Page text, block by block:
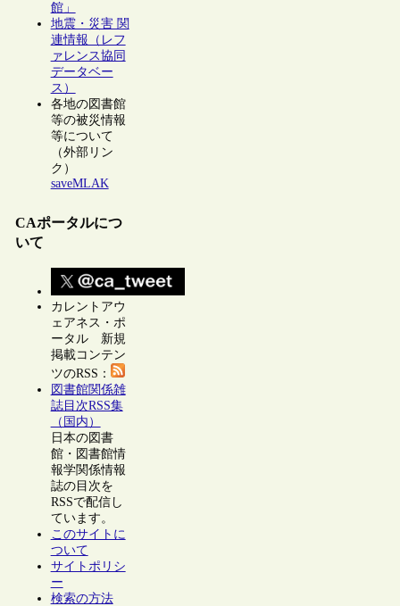
館」
地震・災害 関
連情報（レフ
ァレンス協同
データベー
ス）
各地の図書館
等の被災情報
等について
（外部リン
ク）
saveMLAK
CAポータルにつ
いて
カレントアウ
ェアネス・ポ
ータル 新規
掲載コンテン
ツのRSS：
図書館関係雑
誌目次RSS集
（国内）
日本の図書
館・図書館情
報学関係情報
誌の目次を
RSSで配信し
ています。
このサイトに
ついて
サイトポリシ
ー
検索の方法